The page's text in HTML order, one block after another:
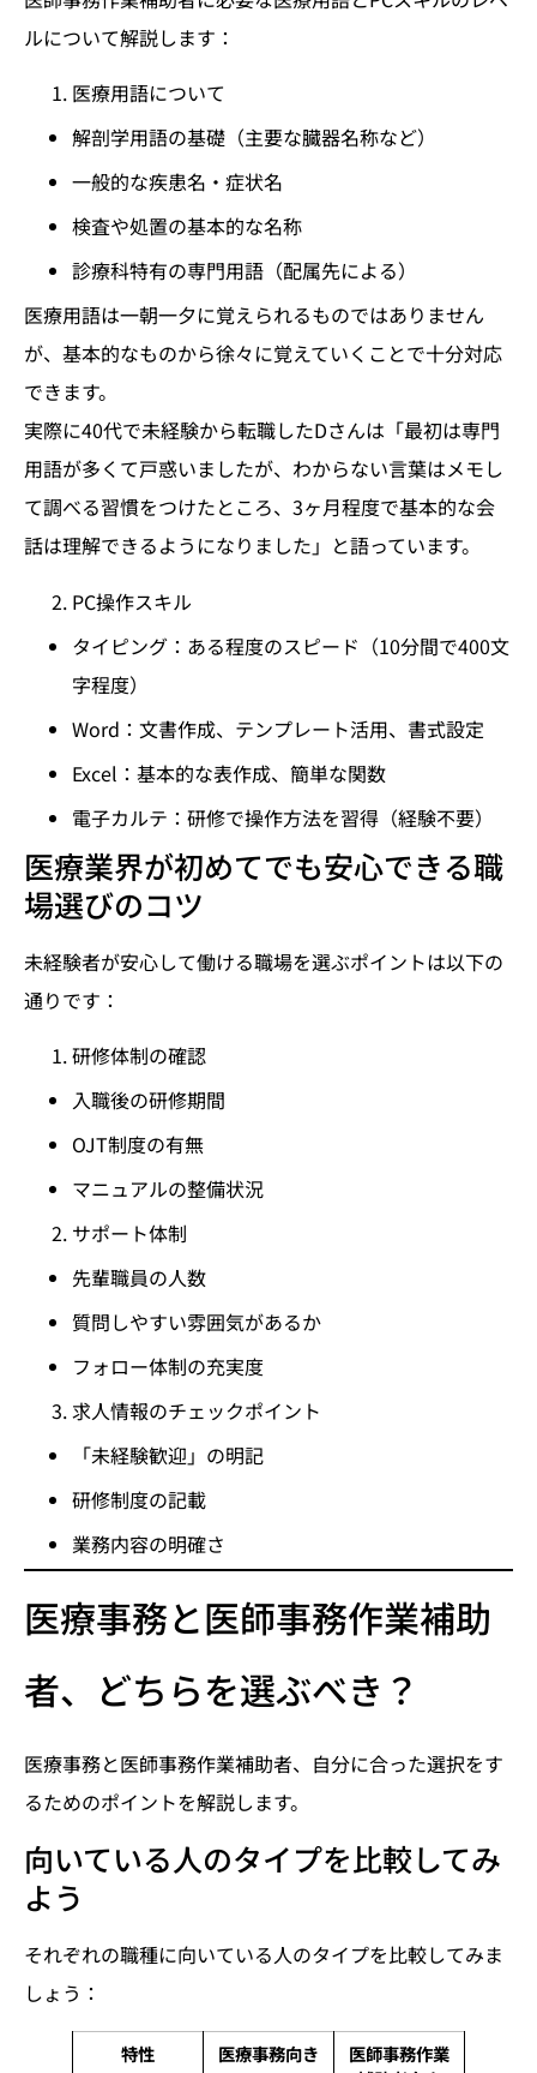
ルについて解説します：
医療用語について
解剖学用語の基礎（主要な臓器名称など）
一般的な疾患名・症状名
検査や処置の基本的な名称
診療科特有の専門用語（配属先による）
医療用語は一朝一夕に覚えられるものではありません
が、基本的なものから徐々に覚えていくことで十分対応
できます。
実際に40代で未経験から転職したDさんは「最初は専門
用語が多くて戸惑いましたが、わからない言葉はメモし
て調べる習慣をつけたところ、3ヶ月程度で基本的な会
話は理解できるようになりました」と語っています。
PC操作スキル
タイピング：ある程度のスピード（10分間で400文
字程度）
Word：文書作成、テンプレート活用、書式設定
Excel：基本的な表作成、簡単な関数
電子カルテ：研修で操作方法を習得（経験不要）
医療業界が初めてでも安心できる職
場選びのコツ
未経験者が安心して働ける職場を選ぶポイントは以下の
通りです：
研修体制の確認
入職後の研修期間
OJT制度の有無
マニュアルの整備状況
サポート体制
先輩職員の人数
質問しやすい雰囲気があるか
フォロー体制の充実度
求人情報のチェックポイント
「未経験歓迎」の明記
研修制度の記載
業務内容の明確さ
医療事務と医師事務作業補助
者、どちらを選ぶべき？
医療事務と医師事務作業補助者、自分に合った選択をす
るためのポイントを解説します。
向いている人のタイプを比較してみ
よう
それぞれの職種に向いている人のタイプを比較してみま
しょう：
特性 医療事務向き
医師事務作業